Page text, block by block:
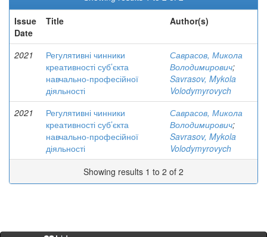
Issue
Date
Title Author(s)
2021
Регулятивні чинники
креативності суб’єкта
навчально-професійної
діяльності
Саврасов, Микола
Володимирович;
Savrasov, Mykola
Volodymyrovych
2021
Регулятивні чинники
креативності суб’єкта
навчально-професійної
діяльності
Саврасов, Микола
Володимирович;
Savrasov, Mykola
Volodymyrovych
Showing results 1 to 2 of 2